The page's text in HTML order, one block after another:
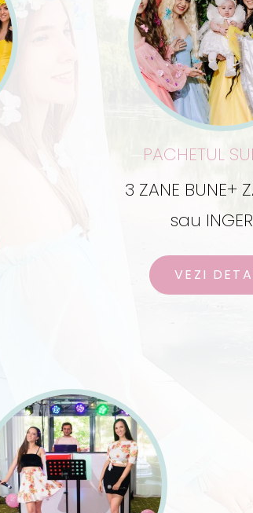
PACHETUL
3 ZANE BUNE+
sau
VEZI